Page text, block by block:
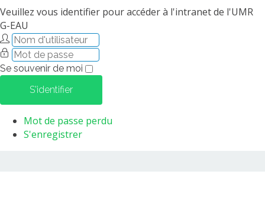
Veuillez vous identifier pour accéder à l'intranet de l'UMR
G-EAU
Se souvenir de moi
S'identifier
Mot de passe perdu
S'enregistrer